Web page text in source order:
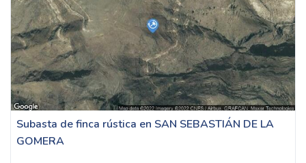
Subasta de finca rústica en SAN SEBASTIÁN DE LA
GOMERA